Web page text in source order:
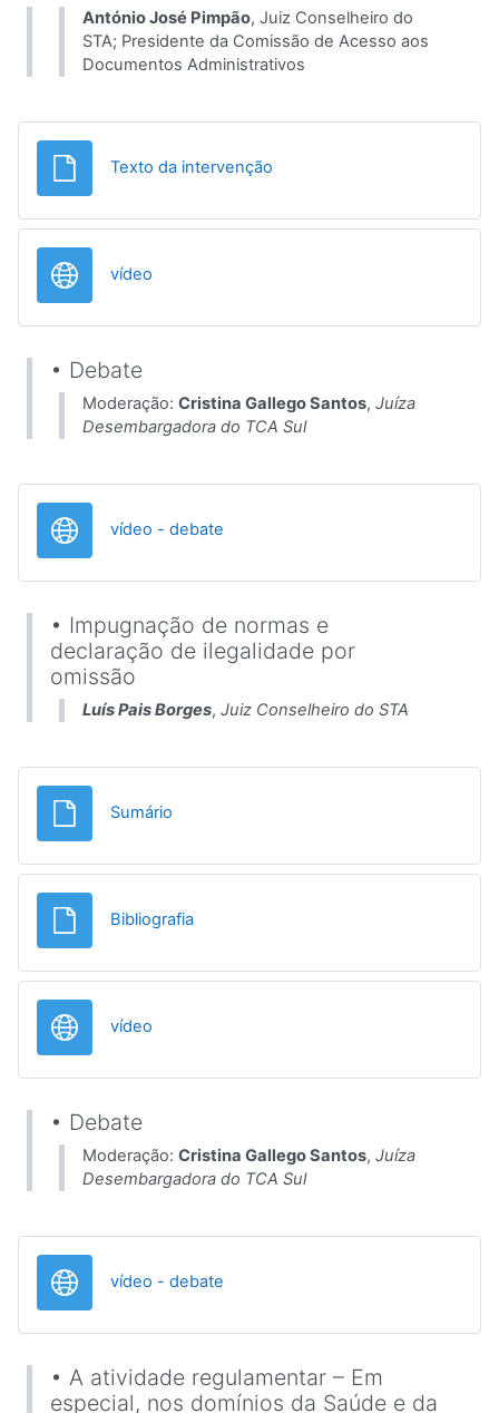
António José Pimpão, Juiz Conselheiro do
STA; Presidente da Comissão de Acesso aos
Documentos Administrativos
Texto da intervenção
vídeo
• Debate
Moderação: Cristina Gallego Santos, Juíza
Desembargadora do TCA Sul
vídeo - debate
• Impugnação de normas e
declaração de ilegalidade por
omissão
Luís Pais Borges, Juiz Conselheiro do STA
Sumário
BibliografiaFicheiro
vídeo
• Debate
Moderação: Cristina Gallego Santos, Juíza
Desembargadora do TCA Sul
vídeo - debate
• A atividade regulamentar – Em
especial, nos domínios da Saúde e da